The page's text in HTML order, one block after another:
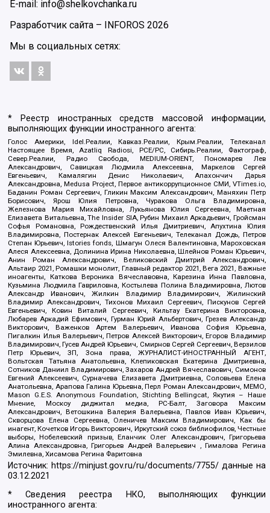
E-mail: info@shelkovchanka.ru
Разработчик сайта –
INFOROS 2026
Мы в социальных сетях:
* Реестр иностранных средств массовой информации,
выполняющих функции иностранного агента:
Голос Америки, Idel.Реалии, Кавказ.Реалии, Крым.Реалии, Телеканал
Настоящее Время, Azatliq Radiosi, PCE/PC, Сибирь.Реалии, Фактограф,
Север.Реалии, Радио Свобода, MEDIUM-ORIENT, Пономарев Лев
Александрович, Савицкая Людмила Алексеевна, Маркелов Сергей
Евгеньевич, Камалягин Денис Николаевич, Апахончич Дарья
Александровна, Medusa Project, Первое антикоррупционное СМИ, VTimes.io,
Баданин Роман Сергеевич, Гликин Максим Александрович, Маняхин Петр
Борисович, Ярош Юлия Петровна, Чуракова Ольга Владимировна,
Железнова Мария Михайловна, Лукьянова Юлия Сергеевна, Маетная
Елизавета Витальевна, The Insider SIA, Рубин Михаил Аркадьевич, Гройсман
Софья Романовна, Рождественский Илья Дмитриевич, Апухтина Юлия
Владимировна, Постернак Алексей Евгеньевич, Телеканал Дождь, Петров
Степан Юрьевич, Istories fonds, Шмагун Олеся Валентиновна, Мароховская
Алеся Алексеевна, Долинина Ирина Николаевна, Шлейнов Роман Юрьевич,
Анин Роман Александрович, Великовский Дмитрий Александрович,
Альтаир 2021, Ромашки монолит, Главный редактор 2021, Вега 2021, Важные
иноагенты, Каткова Вероника Вячеславовна, Карезина Инна Павловна,
Кузьмина Людмила Гавриловна, Костылева Полина Владимировна, Лютов
Александр Иванович, Жилкин Владимир Владимирович, Жилинский
Владимир Александрович, Тихонов Михаил Сергеевич, Пискунов Сергей
Евгеньевич, Ковин Виталий Сергеевич, Кильтау Екатерина Викторовна,
Любарев Аркадий Ефимович, Гурман Юрий Альбертович, Грезев Александр
Викторович, Важенков Артем Валерьевич, Иванова София Юрьевна,
Пигалкин Илья Валерьевич, Петров Алексей Викторович, Егоров Владимир
Владимирович, Гусев Андрей Юрьевич, Смирнов Сергей Сергеевич, Верзилов
Петр Юрьевич, ЗП, Зона права, ЖУРНАЛИСТ-ИНОСТРАННЫЙ АГЕНТ,
Вольтская Татьяна Анатольевна, Клепиковская Екатерина Дмитриевна,
Сотников Даниил Владимирович, Захаров Андрей Вячеславович, Симонов
Евгений Алексеевич, Сурначева Елизавета Дмитриевна, Соловьева Елена
Анатольевна, Арапова Галина Юрьевна, Перл Роман Александрович, МЕМО,
Mason G.E.S. Anonymous Foundation, Stichting Bellingcat, Якутия – Наше
Мнение, Москоу диджитал медиа, РС-Балт, Заговора Максим
Александрович, Ветошкина Валерия Валерьевна, Павлов Иван Юрьевич,
Скворцова Елена Сергеевна, Оленичев Максим Владимирович, Как бы
инагент, Кочетков Игорь Викторович, Иркутский союз библиофилов, Честные
выборы, Нобелевский призыв, Еланчик Олег Александрович, Григорьева
Алина Александровна, Григорьев Андрей Валерьевич , Гималова Регина
Эмилевна, Хисамова Регина Фаритовна
Источник: https://minjust.gov.ru/ru/documents/7755/ данные на
03.12.2021
* Сведения реестра НКО, выполняющих функции
иностранного агента: